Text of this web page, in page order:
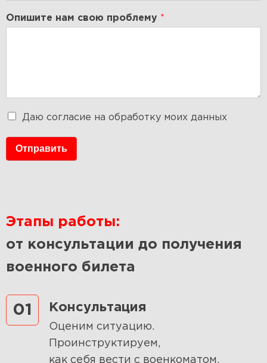
Опишите нам свою проблему *
Даю согласие на обработку моих данных
Отправить
Этапы работы:
от консультации до получения
военного билета
01 Консультация
Оценим ситуацию.
Проинструктируем,
как себя вести с военкоматом.